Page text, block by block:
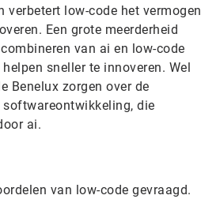
verbetert low-code het vermogen
Een grote meerderheid
van ai en low-code
sneller te innoveren. Wel
Benelux zorgen over de
die
ai.
van low-code gevraagd.